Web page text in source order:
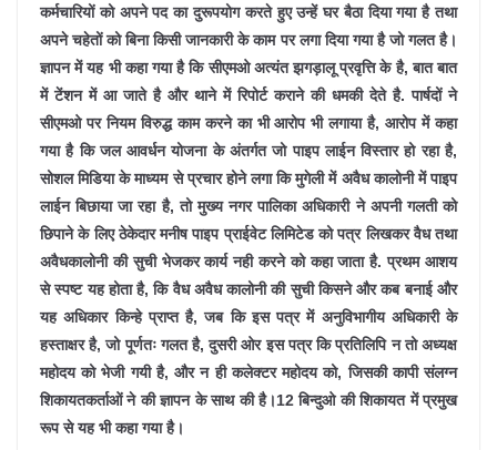
कर्मचारियों को अपने पद का दुरूपयोग करते हुए उन्हें घर बैठा दिया गया है तथा
अपने चहेतों को बिना किसी जानकारी के काम पर लगा दिया गया है जो गलत है।
ज्ञापन में यह भी कहा गया है कि सीएमओ अत्यंत झगड़ालू प्रवृत्ति के है, बात बात
में टेंशन में आ जाते है और थाने में रिपोर्ट कराने की धमकी देते है. पार्षदों ने
सीएमओ पर नियम विरुद्ध काम करने का भी आरोप भी लगाया है, आरोप में कहा
गया है कि जल आवर्धन योजना के अंतर्गत जो पाइप लाईन विस्तार हो रहा है,
सोशल मिडिया के माध्यम से प्रचार होने लगा कि मुगेली में अवैध कालोनी में पाइप
लाईन बिछाया जा रहा है, तो मुख्य नगर पालिका अधिकारी ने अपनी गलती को
छिपाने के लिए ठेकेदार मनीष पाइप प्राईवेट लिमिटेड को पत्र लिखकर वैध तथा
अवैधकालोनी की सुची भेजकर कार्य नही करने को कहा जाता है. प्रथम आशय
से स्पष्ट यह होता है, कि वैध अवैध कालोनी की सुची किसने और कब बनाई और
यह अधिकार किन्हे प्राप्त है, जब कि इस पत्र में अनुविभागीय अधिकारी के
हस्ताक्षर है, जो पूर्णतः गलत है, दुसरी ओर इस पत्र कि प्रतिलिपि न तो अध्यक्ष
महोदय को भेजी गयी है, और न ही कलेक्टर महोदय को, जिसकी कापी संलग्न
शिकायतकर्ताओं ने की ज्ञापन के साथ की है।12 बिन्दुओ की शिकायत में प्रमुख
रूप से यह भी कहा गया है।